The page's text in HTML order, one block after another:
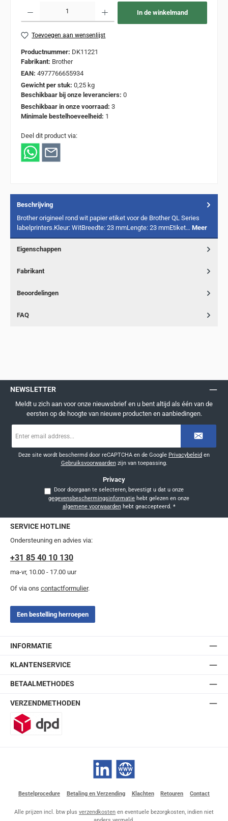
In de winkelmand
Toevoegen aan wensenlijst
Productnummer: DK11221
Fabrikant: Brother
EAN: 4977766655934
Gewicht per stuk: 0,25 kg
Beschikbaar bij onze leveranciers: 0
Beschikbaar in onze voorraad: 3
Minimale bestelhoeveelheid: 1
Deel dit product via:
Beschrijving
Brother origineel rond wit papier etiket voor de Brother QL Series
labelprinters.Kleur: WitBreedte: 23 mmLengte: 23 mmEtiket… Meer
Eigenschappen
Fabrikant
Beoordelingen
FAQ
NEWSLETTER
Meldt u zich aan voor onze nieuwsbrief en u bent altijd als één van de
eersten op de hoogte van nieuwe producten en aanbiedingen.
mailadres
Deze site wordt beschermd door reCAPTCHA en de Google Privacybeleid en
Gebruiksvoorwaardenzijn van toepassing.
Privacy
Door doorgaan te selecteren, bevestigt u dat u onze
gegevensbeschermingsinformatie
algemene voorwaardenhebt geaccepteerd. *
SERVICE HOTLINE
Ondersteuning en advies via:
+31 85 40 10 130
ma-vr, 10.00 - 17.00 uur
Of via ons contactformulier.
Een bestelling herroepen
INFORMATIE
KLANTENSERVICE
BETAALMETHODES
VERZENDMETHODEN
LinkedIn Website
Bestelprocedure Betaling en Verzending Klachten Retouren Contact
Alle prijzen incl. btw plus verzendkosten en eventuele bezorgkosten, indien niet